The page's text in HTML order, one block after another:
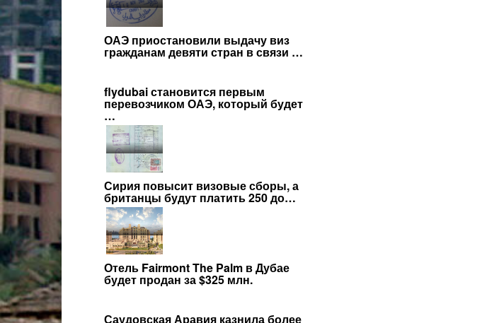
ОАЭ приостановили выдачу виз
гражданам девяти стран в связи …
flydubai становится первым
перевозчиком ОАЭ, который будет
…
Сирия повысит визовые сборы, а
британцы будут платить 250 до…
Отель Fairmont The Palm в Дубае
будет продан за $325 млн.
Саудовская Аравия казнила более